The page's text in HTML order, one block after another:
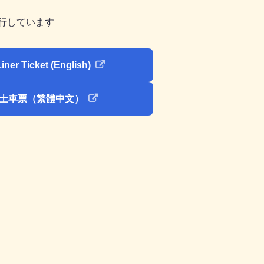
しています
Ticket (English)
車票（繁體中文）